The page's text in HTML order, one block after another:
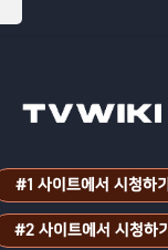
#1 사이트에서 시청하기
#2 사이트에서 시청하기